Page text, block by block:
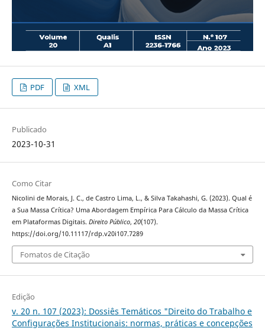
PDF XML
Publicado
2023-10-31
Como Citar
Nicolini de Morais, J. C., de Castro Lima, L., & Silva Takahashi, G. (2023). Qual é
a Sua Massa Crítica? Uma Abordagem Empírica Para Cálculo da Massa Crítica
em Plataformas Digitais. Direito Público, 20(107).
https://doi.org/10.11117/rdp.v20i107.7289
Fomatos de Citação
Edição
v. 20 n. 107 (2023): Dossiês Temáticos "Direito do Trabalho e
Configurações Institucionais: normas, práticas e concepções